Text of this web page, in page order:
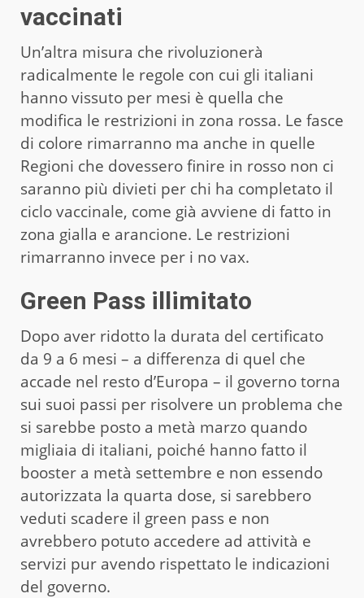
vaccinati
Un’altra misura che rivoluzionerà
radicalmente le regole con cui gli italiani
hanno vissuto per mesi è quella che
modifica le restrizioni in zona rossa. Le fasce
di colore rimarranno ma anche in quelle
Regioni che dovessero finire in rosso non ci
saranno più divieti per chi ha completato il
ciclo vaccinale, come già avviene di fatto in
zona gialla e arancione. Le restrizioni
rimarranno invece per i no vax.
Green Pass illimitato
Dopo aver ridotto la durata del certificato
da 9 a 6 mesi – a differenza di quel che
accade nel resto d’Europa – il governo torna
sui suoi passi per risolvere un problema che
si sarebbe posto a metà marzo quando
migliaia di italiani, poiché hanno fatto il
booster a metà settembre e non essendo
autorizzata la quarta dose, si sarebbero
veduti scadere il green pass e non
avrebbero potuto accedere ad attività e
servizi pur avendo rispettato le indicazioni
del governo.